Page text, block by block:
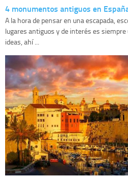
4 monumentos antiguos en
A la hora de pensar en una escapada,
lugares antiguos y de interés es
ideas, ahí ...